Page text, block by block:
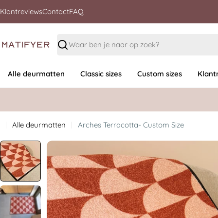
KlantreviewsContactFAQ
Zoeken
Alle deurmatten Classic sizes Custom sizes
Alle deurmatten Arches Terracotta- Custom Size